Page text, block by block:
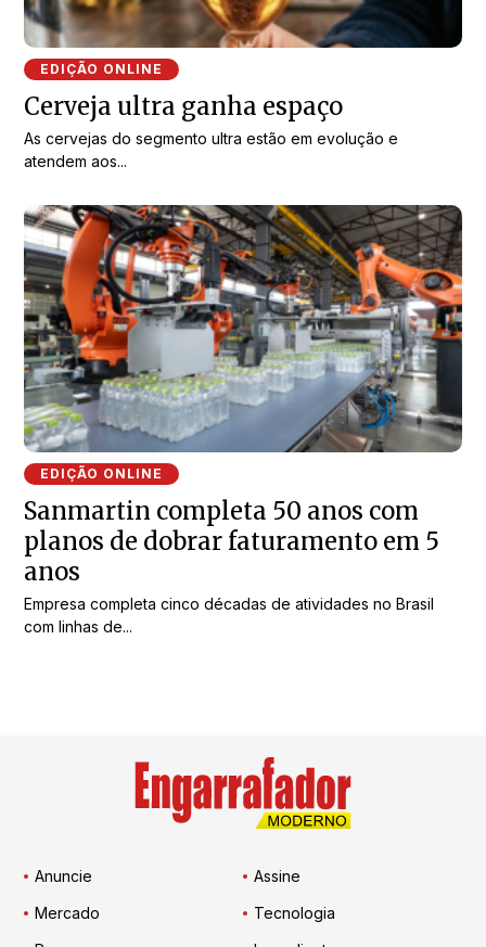
EDIÇÃO ONLINE
Cerveja ultra ganha espaço
As cervejas do segmento ultra estão em evolução e
atendem aos...
EDIÇÃO ONLINE
Sanmartin completa 50 anos com
planos de dobrar faturamento em 5
anos
Empresa completa cinco décadas de atividades no Brasil
com linhas de...
Anuncie
Assine
Mercado
Tecnologia